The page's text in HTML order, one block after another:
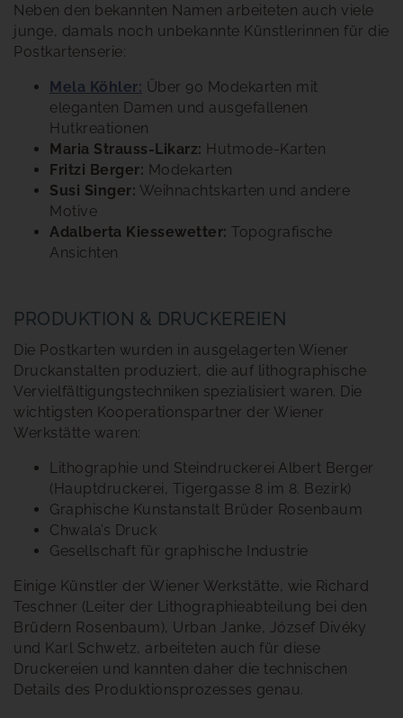
Neben den bekannten Namen arbeiteten auch viele
junge, damals noch unbekannte Künstlerinnen für die
Postkartenserie:
Mela Köhler: Über 90 Modekarten mit
eleganten Damen und ausgefallenen
Hutkreationen
Maria Strauss-Likarz: Hutmode-Karten
Fritzi Berger: Modekarten
Susi Singer: Weihnachtskarten und andere
Motive
Adalberta Kiessewetter: Topografische
Ansichten
PRODUKTION & DRUCKEREIEN
Die Postkarten wurden in ausgelagerten Wiener
Druckanstalten produziert, die auf lithographische
Vervielfältigungstechniken spezialisiert waren. Die
wichtigsten Kooperationspartner der Wiener
Werkstätte waren:
Lithographie und Steindruckerei Albert Berger
(Hauptdruckerei, Tigergasse 8 im 8. Bezirk)
Graphische Kunstanstalt Brüder Rosenbaum
Chwala’s Druck
Gesellschaft für graphische Industrie
Einige Künstler der Wiener Werkstätte, wie Richard
Teschner (Leiter der Lithographieabteilung bei den
Brüdern Rosenbaum), Urban Janke, József Divéky
und Karl Schwetz, arbeiteten auch für diese
Druckereien und kannten daher die technischen
Details des Produktionsprozesses genau.